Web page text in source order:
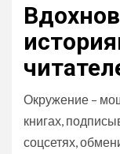
Окружение –
книгах,
соцсетях,